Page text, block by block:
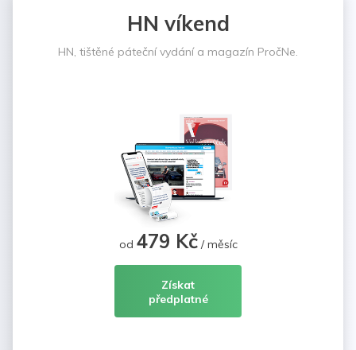
HN víkend
HN, tištěné páteční vydání a magazín PročNe.
od 479 Kč/ měsíc
Získat
předplatné